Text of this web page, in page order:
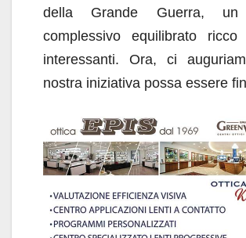
della Grande Guerra, un
complessivo equilibrato
interessanti. Ora, ci
nostra iniziativa possa essere